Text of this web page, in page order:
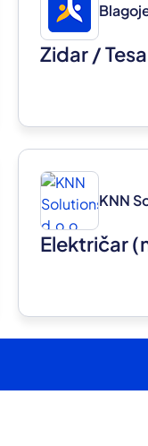
Zidar /
KNN
Električar